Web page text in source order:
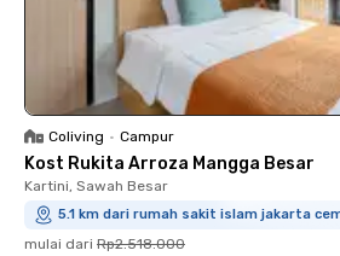
Coliving • Campur
Kost Rukita Arroza Mangga Besar
Kartini, Sawah Besar
5.1 km dari rumah sakit islam jakarta
mulai dari Rp2.518.000